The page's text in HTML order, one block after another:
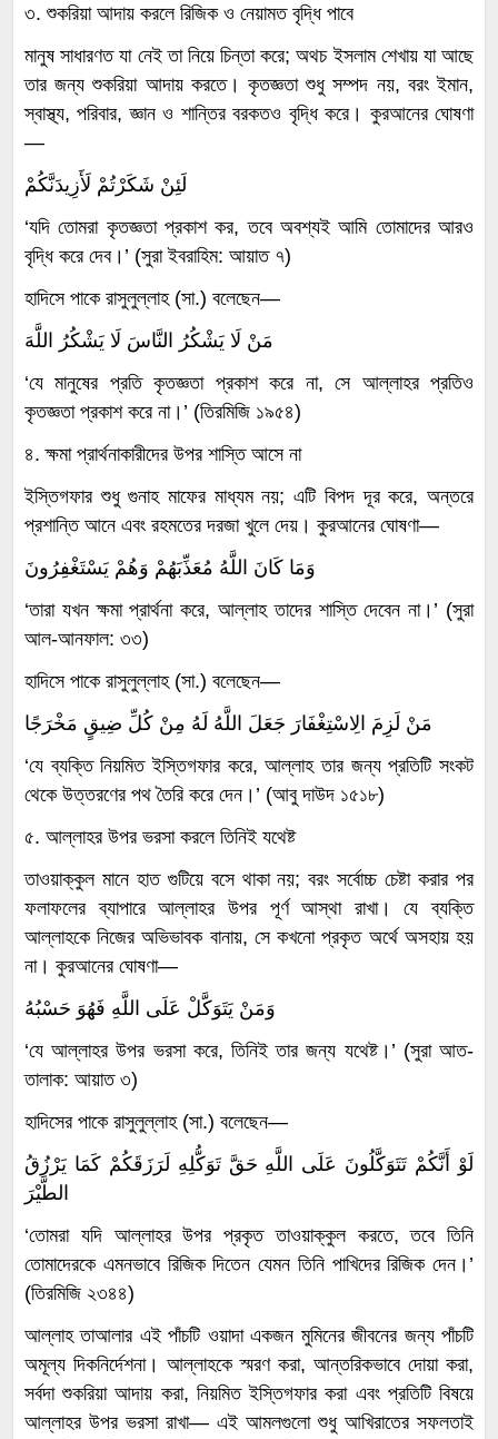
৩. শুকরিয়া আদায় করলে রিজিক ও নেয়ামত বৃদ্ধি পাবে
মানুষ সাধারণত যা নেই তা নিয়ে চিন্তা করে; অথচ ইসলাম শেখায় যা আছে
তার জন্য শুকরিয়া আদায় করতে। কৃতজ্ঞতা শুধু সম্পদ নয়, বরং ইমান,
স্বাস্থ্য, পরিবার, জ্ঞান ও শান্তির বরকতও বৃদ্ধি করে। কুরআনের ঘোষণা
—
لَئِنْ شَكَرْتُمْ لَأَزِيدَنَّكُمْ
‘যদি তোমরা কৃতজ্ঞতা প্রকাশ কর, তবে অবশ্যই আমি তোমাদের আরও
বৃদ্ধি করে দেব।’ (সুরা ইবরাহিম: আয়াত ৭)
হাদিসে পাকে রাসুলুল্লাহ (সা.) বলেছেন—
مَنْ لَا يَشْكُرُ النَّاسَ لَا يَشْكُرُ اللَّهَ
‘যে মানুষের প্রতি কৃতজ্ঞতা প্রকাশ করে না, সে আল্লাহর প্রতিও
কৃতজ্ঞতা প্রকাশ করে না।’ (তিরমিজি ১৯৫৪)
৪. ক্ষমা প্রার্থনাকারীদের উপর শাস্তি আসে না
ইস্তিগফার শুধু গুনাহ মাফের মাধ্যম নয়; এটি বিপদ দূর করে, অন্তরে
প্রশান্তি আনে এবং রহমতের দরজা খুলে দেয়। কুরআনের ঘোষণা—
وَمَا كَانَ اللَّهُ مُعَذِّبَهُمْ وَهُمْ يَسْتَغْفِرُونَ
‘তারা যখন ক্ষমা প্রার্থনা করে, আল্লাহ তাদের শাস্তি দেবেন না।’ (সুরা
আল-আনফাল: ৩৩)
হাদিসে পাকে রাসুলুল্লাহ (সা.) বলেছেন—
مَنْ لَزِمَ الِاسْتِغْفَارَ جَعَلَ اللَّهُ لَهُ مِنْ كُلِّ ضِيقٍ مَخْرَجًا
‘যে ব্যক্তি নিয়মিত ইস্তিগফার করে, আল্লাহ তার জন্য প্রতিটি সংকট
থেকে উত্তরণের পথ তৈরি করে দেন।’ (আবু দাউদ ১৫১৮)
৫. আল্লাহর উপর ভরসা করলে তিনিই যথেষ্ট
তাওয়াক্কুল মানে হাত গুটিয়ে বসে থাকা নয়; বরং সর্বোচ্চ চেষ্টা করার পর
ফলাফলের ব্যাপারে আল্লাহর উপর পূর্ণ আস্থা রাখা। যে ব্যক্তি
আল্লাহকে নিজের অভিভাবক বানায়, সে কখনো প্রকৃত অর্থে অসহায় হয়
না। কুরআনের ঘোষণা—
وَمَنْ يَتَوَكَّلْ عَلَى اللَّهِ فَهُوَ حَسْبُهُ
‘যে আল্লাহর উপর ভরসা করে, তিনিই তার জন্য যথেষ্ট।’ (সুরা আত-
তালাক: আয়াত ৩)
হাদিসের পাকে রাসুলুল্লাহ (সা.) বলেছেন—
لَوْ أَنَّكُمْ تَتَوَكَّلُونَ عَلَى اللَّهِ حَقَّ تَوَكُّلِهِ لَرَزَقَكُمْ كَمَا يَرْزُقُ
الطَّيْرَ
‘তোমরা যদি আল্লাহর উপর প্রকৃত তাওয়াক্কুল করতে, তবে তিনি
তোমাদেরকে এমনভাবে রিজিক দিতেন যেমন তিনি পাখিদের রিজিক দেন।’
(তিরমিজি ২৩৪৪)
আল্লাহ তাআলার এই পাঁচটি ওয়াদা একজন মুমিনের জীবনের জন্য পাঁচটি
অমূল্য দিকনির্দেশনা। আল্লাহকে স্মরণ করা, আন্তরিকভাবে দোয়া করা,
সর্বদা শুকরিয়া আদায় করা, নিয়মিত ইস্তিগফার করা এবং প্রতিটি বিষয়ে
আল্লাহর উপর ভরসা রাখা— এই আমলগুলো শুধু আখিরাতের সফলতাই